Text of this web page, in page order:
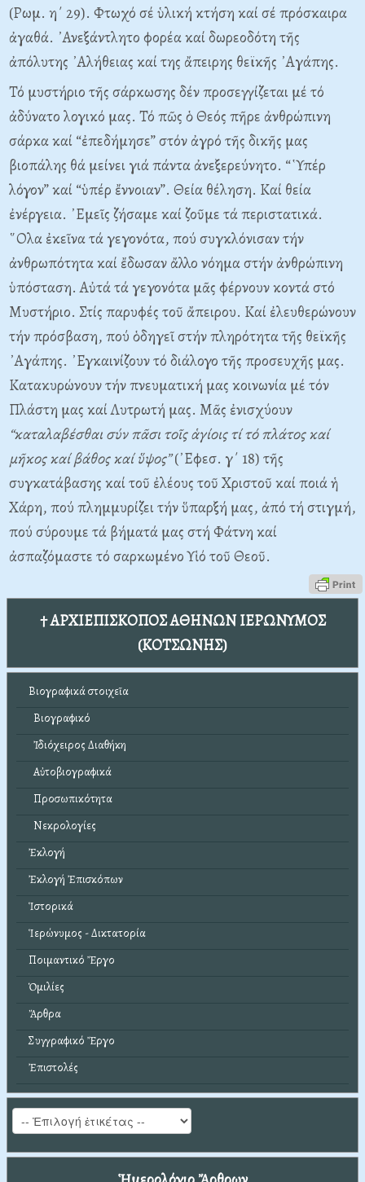
(Ρωμ. η΄ 29). Φτωχό σέ ὑλική κτήση καί σέ πρόσκαιρα
ἀγαθά. ᾿Ανεξάντλητο φορέα καί δωρεοδότη τῆς
ἀπόλυτης ᾿Αλήθειας καί της ἄπειρης θεϊκῆς ᾿Αγάπης.
Τό μυστήριο τῆς σάρκωσης δέν προσεγγίζεται μέ τό
ἀδύνατο λογικό μας. Τό πῶς ὁ Θεός πῆρε ἀνθρώπινη
σάρκα καί “ἐπεδήμησε” στόν ἀγρό τῆς δικῆς μας
βιοπάλης θά μείνει γιά πάντα ἀνεξερεύνητο. “῾Υπέρ
λόγον” καί “ὑπέρ ἔννοιαν”. Θεία θέληση. Καί θεία
ἐνέργεια. ᾿Εμεῖς ζήσαμε καί ζοῦμε τά περιστατικά.
῞Ολα ἐκεῖνα τά γεγονότα, πού συγκλόνισαν τήν
ἀνθρωπότητα καί ἔδωσαν ἄλλο νόημα στήν ἀνθρώπινη
ὑπόσταση. Αὐτά τά γεγονότα μᾶς φέρνουν κοντά στό
Μυστήριο. Στίς παρυφές τοῦ ἄπειρου. Καί ἐλευθερώνουν
τήν πρόσβαση, πού ὁδηγεῖ στήν πληρότητα τῆς θεϊκῆς
᾿Αγάπης. ᾿Εγκαινίζουν τό διάλογο τῆς προσευχῆς μας.
Κατακυρώνουν τήν πνευματική μας κοινωνία μέ τόν
Πλάστη μας καί Λυτρωτή μας. Μᾶς ἐνισχύουν
“καταλαβέσθαι σύν πᾶσι τοῖς ἁγίοις τί τό πλάτος καί
μῆκος καί βάθος καί ὕψος”(᾿Εφεσ. γ΄ 18) τῆς
συγκατάβασης καί τοῦ ἐλέους τοῦ Χριστοῦ καί ποιά ἡ
Χάρη, πού πλημμυρίζει τήν ὕπαρξή μας, ἀπό τή στιγμή,
πού σύρουμε τά βήματά μας στή Φάτνη καί
ἀσπαζόμαστε τό σαρκωμένο Υἱό τοῦ Θεοῦ.
† ΑΡΧΙΕΠΙΣΚΟΠΟΣ ΑΘΗΝΩΝ ΙΕΡΩΝΥΜΟΣ
(ΚΟΤΣΩΝΗΣ)
Βιογραφικά στοιχεῖα
Βιογραφικό
Ἰδιόχειρος Διαθήκη
Αὐτοβιογραφικά
Προσωπικότητα
Νεκρολογίες
Ἐκλογή
Ἐκλογή Ἐπισκόπων
Ἱστορικά
Ἱερώνυμος - Δικτατορία
Ποιμαντικό Ἔργο
Ὁμιλίες
Ἄρθρα
Συγγραφικό Ἔργο
Ἐπιστολές